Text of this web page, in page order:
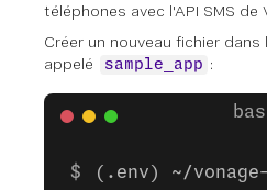
téléphones avec l'API SMS de
Créer un nouveau fichier
appelé
sample_app :
(.env) ~/